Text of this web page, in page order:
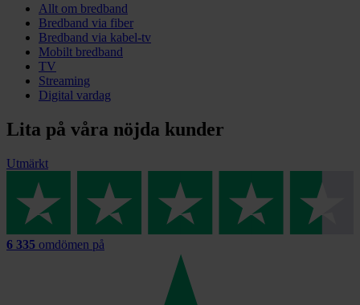
Allt om bredband
Bredband via fiber
Bredband via kabel-tv
Mobilt bredband
TV
Streaming
Digital vardag
Lita på våra nöjda kunder
Utmärkt
6 335 omdömen på